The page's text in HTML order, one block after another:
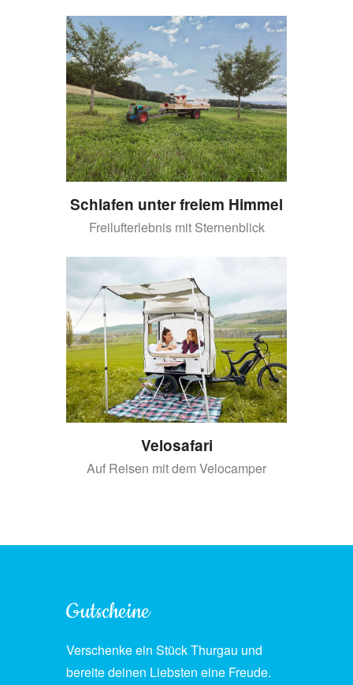
Schlafen unter freiem Himmel
Freilufterlebnis mit Sternenblick
Velosafari
Auf Reisen mit dem Velocamper
Gutscheine
Verschenke ein Stück Thurgau und
bereite deinen Liebsten eine Freude.